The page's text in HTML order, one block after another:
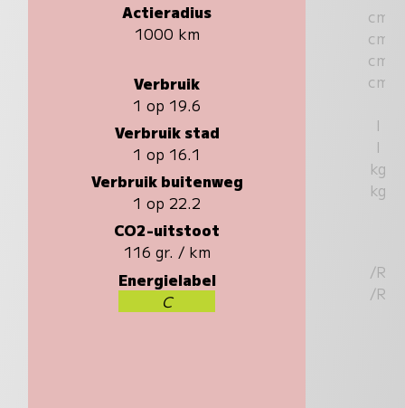
Actieradius
1000 km
Verbruik
1 op 19.6
Verbruik stad
1 op 16.1
Verbruik buitenweg
1 op 22.2
CO2-uitstoot
116 gr. / km
Energielabel
C
cm
cm
cm
cm
l
l
kg
kg
/R
/R